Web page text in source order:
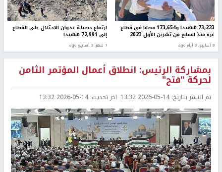
73,223 شهيدا و173,654 مصابا في قطاع
غزة منذ السابع من تشرين الأول 2023
3 أسابيع، 3 أيام ago
ارتفاع حصيلة عدوان الاحتلال على القطاع
إلى 72,991 شهيدا
1 شهر، 3 أسابيع ago
بمشاركة الرئيس: انطلاق أعمال المؤتمر الثامن
لحركة "فتح"
تم النشر بتاريخ:2026-05-14 13:32 اخر تحديث:2026-05-14 13:32